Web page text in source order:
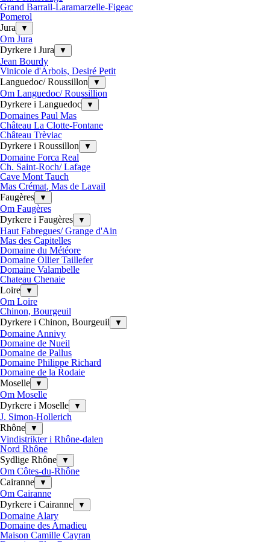
Grand Barrail-Laramarzelle-Figeac
Pomerol
Jura
▼
Om Jura
Dyrkere i Jura
▼
Jean Bourdy
Vinicole d'Arbois, Desiré Petit
Languedoc/ Roussillon
▼
Om Languedoc/ Roussillion
Dyrkere i Languedoc
▼
Domaines Paul Mas
Château La Clotte-Fontane
Château Trèviac
Dyrkere i Roussillon
▼
Domaine Forca Real
Ch. Saint-Roch/ Lafage
Cave Mont Tauch
Mas Crémat, Mas de Lavail
Faugères
▼
Om Faugères
Dyrkere i Faugères
▼
Haut Fabregues/ Grange d'Ain
Mas des Capitelles
Domaine du Météore
Domaine Ollier Taillefer
Domaine Valambelle
Chateau Chenaie
Loire
▼
Om Loire
Chinon, Bourgeuil
Dyrkere i Chinon, Bourgeuil
▼
Domaine Annivy
Domaine de Nueil
Domaine de Pallus
Domaine Philippe Richard
Domaine de la Rodaie
Moselle
▼
Om Moselle
Dyrkere i Moselle
▼
J. Simon-Hollerich
Rhône
▼
Vindistrikter i Rhône-dalen
Nord Rhône
Sydlige Rhône
▼
Om Côtes-du-Rhône
Cairanne
▼
Om Cairanne
Dyrkere i Cairanne
▼
Domaine Alary
Domaine des Amadieu
Maison Camille Cayran